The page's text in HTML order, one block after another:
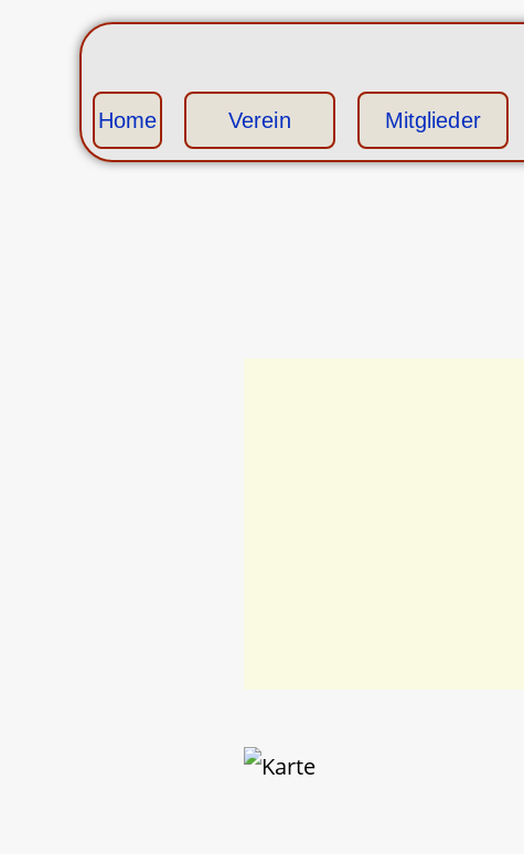
Home Verein Mitglieder